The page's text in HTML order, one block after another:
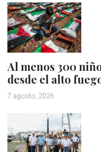
Al menos 300
desde el alto
7 agosto, 2026